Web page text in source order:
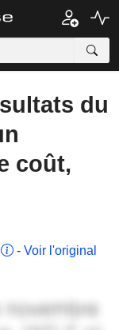
du
coût,
- Voir l'original